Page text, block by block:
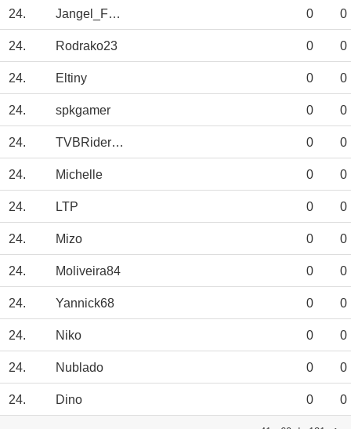
24. Jangel_Fdez 0 0
24. Rodrako23 0 0
24. Eltiny 0 0
24. spkgamer 0 0
24. TVBRiderJED12 0 0
24. Michelle 0 0
24. LTP 0 0
24. Mizo 0 0
24. Moliveira84 0 0
24. Yannick68 0 0
24. Niko 0 0
24. Nublado 0 0
24. Dino 0 0